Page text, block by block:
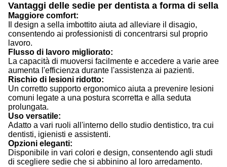
Vantaggi delle sedie per dentista a forma di sella
Maggiore comfort:
Il design a sella imbottito aiuta ad alleviare il disagio,
consentendo ai professionisti di concentrarsi sul proprio
lavoro.
Flusso di lavoro migliorato:
La capacità di muoversi facilmente e accedere a varie aree
aumenta l'efficienza durante l'assistenza ai pazienti.
Rischio di lesioni ridotto:
Un corretto supporto ergonomico aiuta a prevenire lesioni
comuni legate a una postura scorretta e alla seduta
prolungata.
Uso versatile:
Adatto a vari ruoli all'interno dello studio dentistico, tra cui
dentisti, igienisti e assistenti.
Opzioni eleganti:
Disponibile in vari colori e design, consentendo agli studi
di scegliere sedie che si abbinino al loro arredamento.